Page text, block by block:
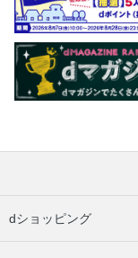
dショッピング